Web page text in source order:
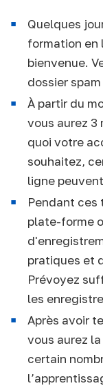
Quelques
formation en
bienvenue.
dossier
À partir du
vous aurez 3
quoi votre
souhaitez,
ligne
Pendant ces
plate-forme
pratiques et
Prévoyez
les
Après avoir
vous aurez
certain